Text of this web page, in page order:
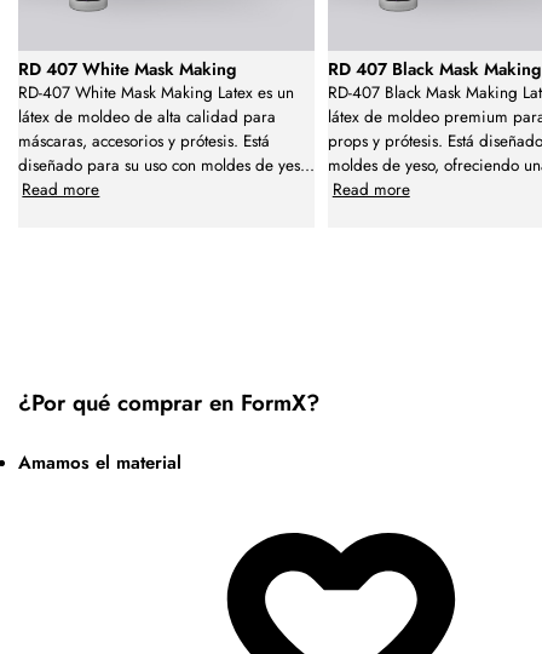
RD 407 White Mask Making
RD-407 White Mask Making Latex es un
látex de moldeo de alta calidad para
máscaras, accesorios y prótesis. Está
diseñado para su uso con moldes de yes...
Read more
RD 407 Black Mask Making
RD-407 Black Mask Making
látex de moldeo premium
props y prótesis. Está
moldes de yeso, ofreciendo
Read more
¿Por qué comprar en FormX?
Amamos el material